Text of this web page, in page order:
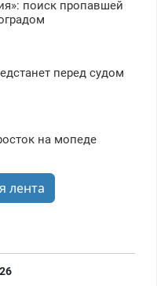
поиск пропавшей
перед судом
на мопеде
лента